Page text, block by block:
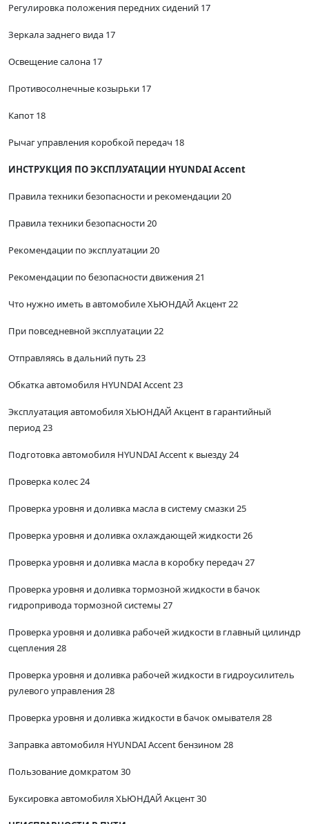
Регулировка положения передних сидений 17
Зеркала заднего вида 17
Освещение салона 17
Противосолнечные козырьки 17
Капот 18
Рычаг управления коробкой передач 18
ИНСТРУКЦИЯ ПО ЭКСПЛУАТАЦИИ HYUNDAI Accent
Правила техники безопасности и рекомендации 20
Правила техники безопасности 20
Рекомендации по эксплуатации 20
Рекомендации по безопасности движения 21
Что нужно иметь в автомобиле ХЬЮНДАЙ Акцент 22
При повседневной эксплуатации 22
Отправляясь в дальний путь 23
Обкатка автомобиля HYUNDAI Accent 23
Эксплуатация автомобиля ХЬЮНДАЙ Акцент в гарантийный
период 23
Подготовка автомобиля HYUNDAI Accent к выезду 24
Проверка колес 24
Проверка уровня и доливка масла в систему смазки 25
Проверка уровня и доливка охлаждающей жидкости 26
Проверка уровня и доливка масла в коробку передач 27
Проверка уровня и доливка тормозной жидкости в бачок
гидропривода тормозной системы 27
Проверка уровня и доливка рабочей жидкости в главный цилиндр
сцепления 28
Проверка уровня и доливка рабочей жидкости в гидроусилитель
рулевого управления 28
Проверка уровня и доливка жидкости в бачок омывателя 28
Заправка автомобиля HYUNDAI Accent бензином 28
Пользование домкратом 30
Буксировка автомобиля ХЬЮНДАЙ Акцент 30